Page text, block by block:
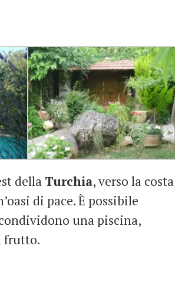
della Turchia, verso la costa
di pace. È possibile
una piscina,
frutto.